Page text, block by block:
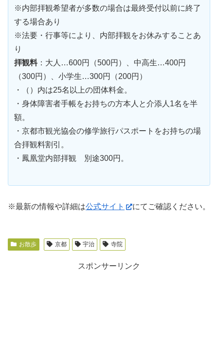
※内部拝観希望者が多数の場合は最終受付以前に終了
する場合あり
※法要・行事等により、内部拝観をお休みすることあ
り
拝観料：大人…600円（500円）、中高生…400円
（300円）、小学生…300円（200円）
・（）内は25名以上の団体料金。
・身体障害者手帳をお持ちの方本人と介添人1名を半
額。
・京都市観光協会の修学旅行パスポートをお持ちの場
合拝観料割引。
・鳳凰堂内部拝観 別途300円。
※最新の情報や詳細は公式サイト にてご確認ください。
お散歩 京都 宇治 寺院
スポンサーリンク